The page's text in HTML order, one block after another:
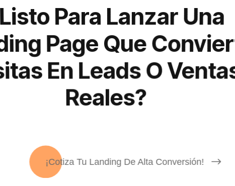
Para Lanzar Una
Page Que
En Leads O
Reales?
¡Cotiza Tu Landing De Alta Conversión!